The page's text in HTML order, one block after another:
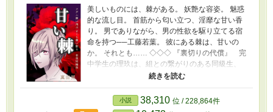
美しいものには、棘がある。 妖艶な容姿。 魅惑
的な流し目。 首筋から匂い立つ、淫靡な甘い香
り。 男でありながら、男の性欲を駆り立てる宿
命を持つ──工藤若葉。 彼にある棘は、甘いの
か。 それとも…… ◇◇◇ 『裏切りの代償』 完
中学生の理玖は、組との繋がりのある同級生、
昂祐と付き合うことに。 しかし彼は、理玖を
ATMとしか思っておらず…… 【ザマァ系】 『雷
雨』 シリーズ4に掲載予定 それは、今にも泣き
出しそうな空だった── 達哉の妻である志津子
小説 38,310 位 / 228,864件